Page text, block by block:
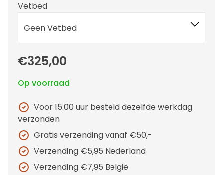
Vetbed
Geen Vetbed
€325,00
Op voorraad
Voor 15.00 uur besteld dezelfde werkdag
verzonden
Gratis verzending vanaf €50,-
Verzending €5,95 Nederland
Verzending €7,95 België